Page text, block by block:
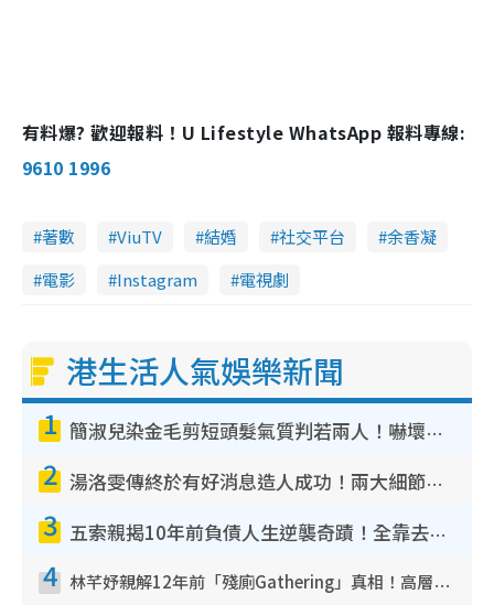
有料爆? 歡迎報料！U Lifestyle WhatsApp 報料專線:
9610 1996
著數 ViuTV 結婚 社交平台
余香凝
電影
Instagram 電視劇
港生活人氣娛樂新聞
1 簡淑兒染金毛剪短頭髮氣質判若兩人！嚇壞老公麥大力都認唔出：「你做咩事？」
2 湯洛雯傳終於有好消息造人成功！兩大細節曝孕味極濃惹猜測：大肚婆先會咁！
3 五索親揭10年前負債人生逆襲奇蹟！全靠去一地方轉運後即遇上馬先生
4 林芊妤親解12年前「殘廁Gathering」真相！高層解約一句話重創尊嚴至今拒返TVB